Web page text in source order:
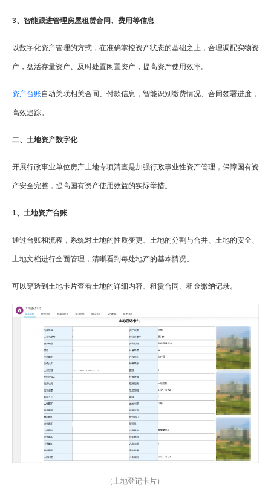
3、智能跟进管理房屋租赁合同、费用等信息
以数字化资产管理的方式，在准确掌控资产状态的基础之上，合理调配实物资
产，盘活存量资产、及时处置闲置资产，提高资产使用效率。
资产台账自动关联相关合同、付款信息，智能识别缴费情况、合同签署进度，
高效追踪。
二、土地资产数字化
开展行政事业单位房产土地专项清查是加强行政事业性资产管理，保障国有资
产安全完整，提高国有资产使用效益的实际举措。
1、土地资产台账
通过台账和流程，系统对土地的性质变更、土地的分割与合并、土地的安全、
土地文档进行全面管理，清晰看到每处地产的基本情况。
可以穿透到土地卡片查看土地的详细内容、租赁合同、租金缴纳记录。
（土地登记卡片）